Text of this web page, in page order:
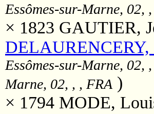
Essômes-sur-Marne, 02,
× 1823 GAUTIER,
DELAURENCERY,
Essômes-sur-Marne, 02,
Marne, 02, , , FRA )
× 1794 MODE,